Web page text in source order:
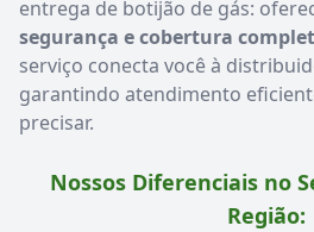
entrega de botijão de gás:
segurança e cobertura
serviço conecta você à
garantindo atendimento
precisar.
Nossos Diferenciais no
Região: